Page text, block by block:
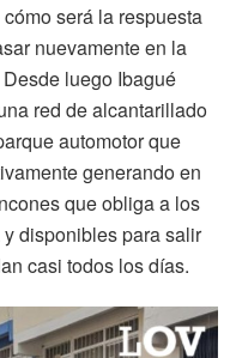
será la respuesta
nuevamente en la
luego Ibagué
red de alcantarillado
automotor que
generando en
que obliga a los
disponibles para salir
casi todos los días.